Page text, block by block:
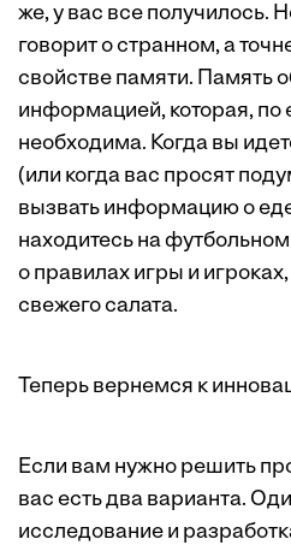
же, у вас все получилось.
говорит о странном, а
свойстве памяти. Память
информацией, которая,
необходима. Когда вы
(или когда вас просят
вызвать информацию о
находитесь на
о правилах игры и
свежего салата.
Теперь вернемся к
Если вам нужно решить
вас есть два варианта.
исследование и